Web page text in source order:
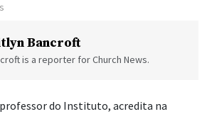
Bancroft
is a reporter for Church News.
do Instituto, acredita na